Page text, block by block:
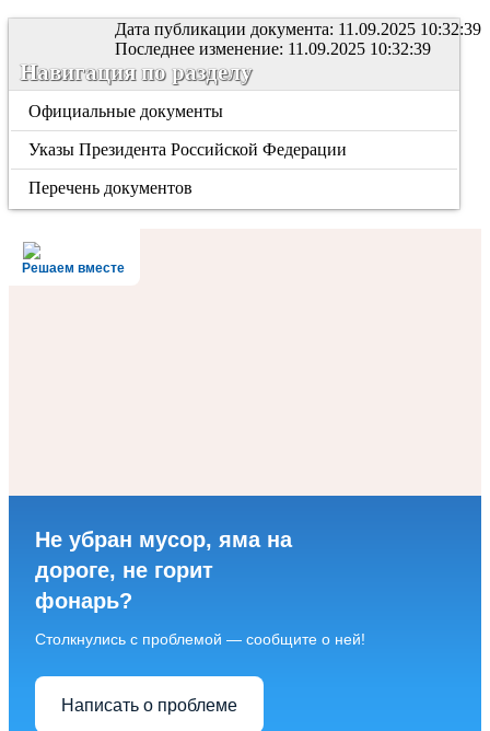
Дата публикации документа: 11.09.2025 10:32:39
Последнее изменение: 11.09.2025 10:32:39
Навигация по разделу
Официальные документы
Указы Президента Российской Федерации
Перечень документов
Решаем вместе
Не убран мусор, яма на
дороге, не горит
фонарь?
Столкнулись с проблемой — сообщите о ней!
Написать о проблеме